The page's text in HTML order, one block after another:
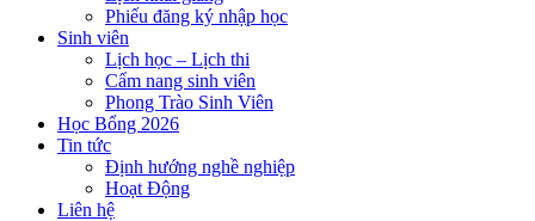
Phiếu đăng ký nhập học
Sinh viên
Lịch học – Lịch thi
Cẩm nang sinh viên
Phong Trào Sinh Viên
Học Bổng 2026
Tin tức
Định hướng nghề nghiệp
Hoạt Động
Liên hệ